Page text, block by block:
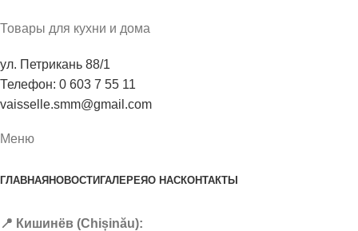
Товары для кухни и дома
ул. Петрикань 88/1
Телефон: 0 603 7 55 11
vaisselle.smm@gmail.com
Меню
ГЛАВНАЯ НОВОСТИ ГАЛЕРЕЯО НАСКОНТАКТЫ
📍 Кишинёв (Chișinău):